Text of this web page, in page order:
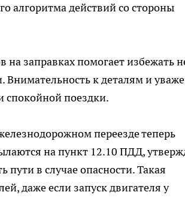
алгоритма действий со стороны
на заправках помогает избежать
Внимательность к деталям и
спокойной поездки.
переезде теперь
на пункт 12.10 ПДД,
в случае опасности. Такая
даже если запуск двигателя у